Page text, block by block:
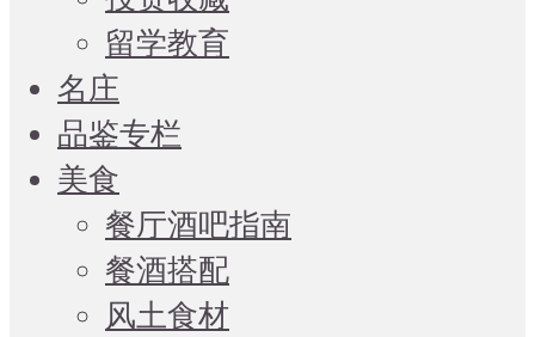
留学教育
名庄
品鉴专栏
美食
餐厅酒吧指南
餐酒搭配
风土食材